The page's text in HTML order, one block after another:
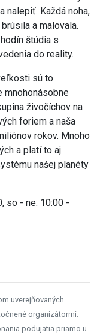
nalepiť. Každá noha,
a malovala.
štúdia s
do reality.
sú to
mnohonásobne
živočíchov na
foriem a naša
rokov. Mnoho
a platí to aj
našej planéty
so - ne: 10:00 -
uverejňovaných
organizátormi.
podujatia priamo u